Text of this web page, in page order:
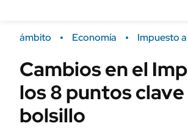
Campo
FINANZAS
Dólar
ámbito Economía Impuesto
Cambios en el
los 8 puntos
bolsillo